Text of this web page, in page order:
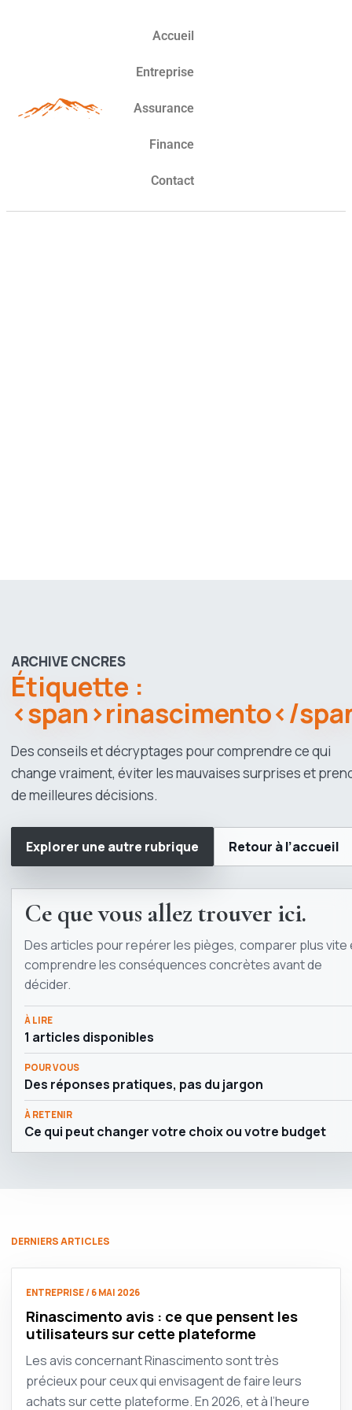
Accueil
Entreprise
Assurance
Finance
Contact
ARCHIVE CNCRES
Étiquette :
<span>rinascimento</
Des conseils et décryptages pour comprendre ce qui
change vraiment, éviter les mauvaises surprises et
de meilleures décisions.
Explorer une autre rubrique Retour à l’accueil
Ce que vous allez trouver ici.
Des articles pour repérer les pièges, comparer plus vite
comprendre les conséquences concrètes avant de
décider.
À LIRE
1 articles disponibles
POUR VOUS
Des réponses pratiques, pas du jargon
À RETENIR
Ce qui peut changer votre choix ou votre budget
DERNIERS ARTICLES
ENTREPRISE / 6 MAI 2026
Rinascimento avis : ce que pensent les
utilisateurs sur cette plateforme
Les avis concernant Rinascimento sont très
précieux pour ceux qui envisagent de faire leurs
achats sur cette plateforme. En 2026, et à l’heure